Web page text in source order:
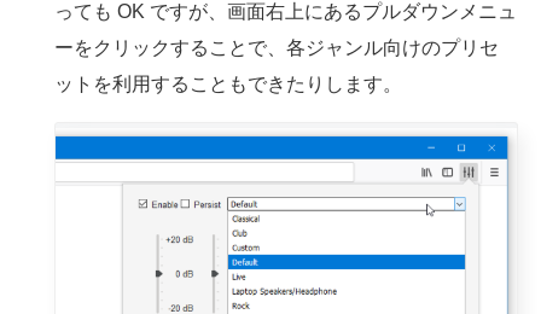
っても OK ですが、画面右上にあるプルダウンメニュ
ーをクリックすることで、各ジャンル向けのプリセ
ットを利用することもできたりします。